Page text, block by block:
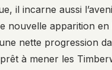
il incarne aussi
nouvelle apparition en
nette progression
à mener les